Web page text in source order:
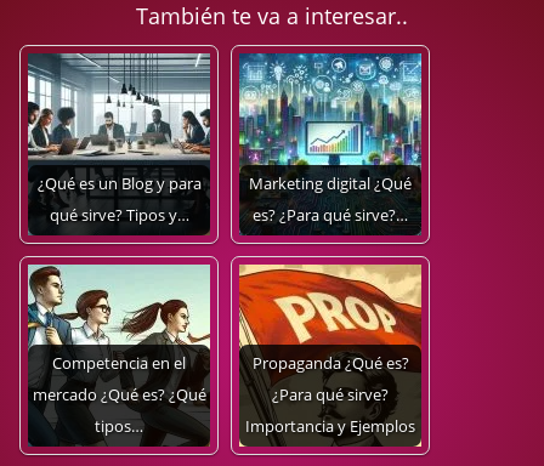
También te va a interesar..
¿Qué es un Blog y para
qué sirve? Tipos y…
Marketing digital ¿Qué
es? ¿Para qué sirve?…
Competencia en el
mercado ¿Qué es? ¿Qué
tipos…
Propaganda ¿Qué es?
¿Para qué sirve?
Importancia y Ejemplos